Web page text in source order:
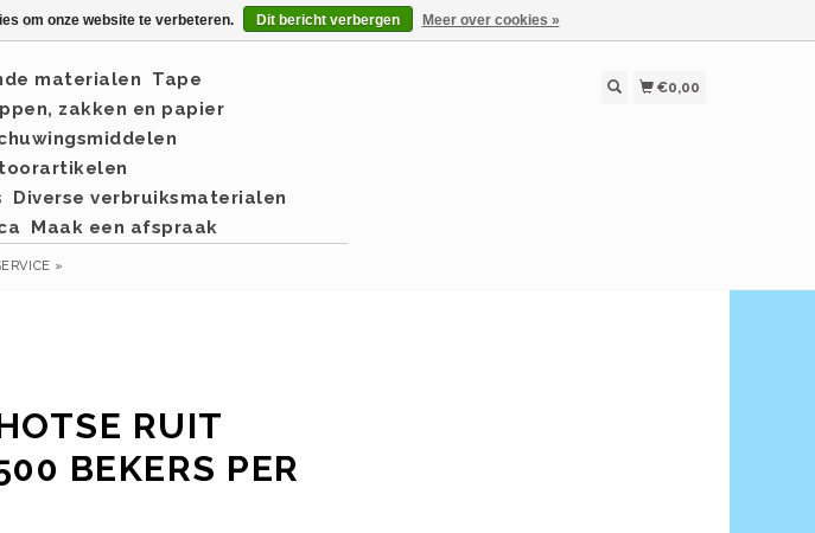
materialen
Tape
zakken en papier
Diverse verbruiksmaterialen
Maak een afspraak
»
€0,00
RUIT
BEKERS PER
om onze website te verbeteren. Dit bericht verbergen Meer over cookies »